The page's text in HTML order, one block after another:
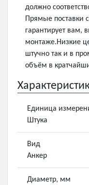
должно
Прямые поставки
гарантирует вам,
монтаже.Низкие
штучно так и в
объём в
Единица
Штука
Вид
Анкер
Диаметр, мм